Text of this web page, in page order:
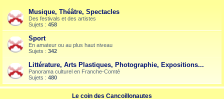
Musique, Théâtre, Spectacles
Des festivals et des artistes
Sujets : 458
Sport
En amateur ou au plus haut niveau
Sujets : 342
Littérature, Arts Plastiques, Photographie, Expositions...
Panorama culturel en Franche-Comté
Sujets : 480
Le coin des Cancoillonautes